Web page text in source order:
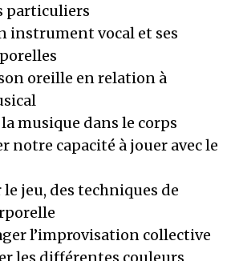
particuliers
instrument vocal et ses
oreille en relation à
musique dans le corps
notre capacité à jouer avec le
jeu, des techniques de
l’improvisation collective
les différentes couleurs